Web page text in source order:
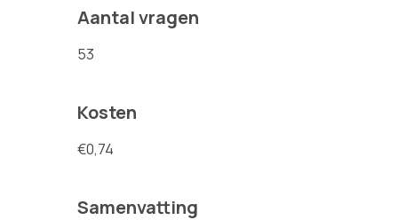
Aantal vragen
53
Kosten
€0,74
Samenvatting